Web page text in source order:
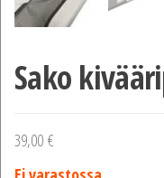
Sako
39,00 €